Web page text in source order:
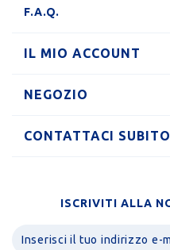
F.A.Q.
IL MIO ACCOUNT
NEGOZIO
CONTATTACI SUBITO
ISCRIVITI ALLA